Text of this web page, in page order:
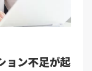
ョン不足が起